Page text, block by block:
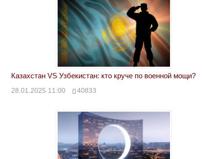
Казахстан VS Узбекистан: кто круче по военной мощи?
28.01.2025 11:00 40833